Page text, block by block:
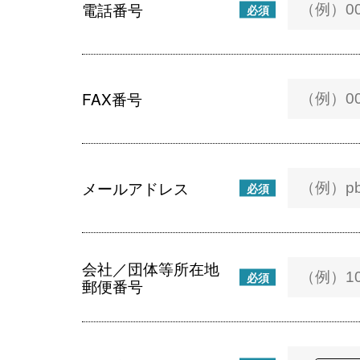
電話番号 必須
FAX番号
メールアドレス 必須
会社／団体等所在地
郵便番号
必須